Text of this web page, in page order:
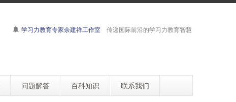
学习力教育专家余建祥工作室 传递国际前沿的学习力教育智慧
问题解答 百科知识 联系我们